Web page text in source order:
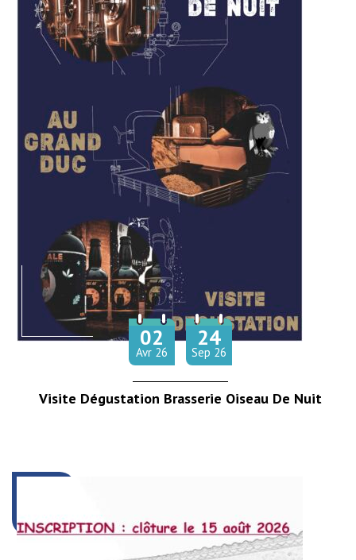
Visite Dégustation Brasserie Oiseau De Nuit
Du 02
Avril26
au 24
Sep tembre
26